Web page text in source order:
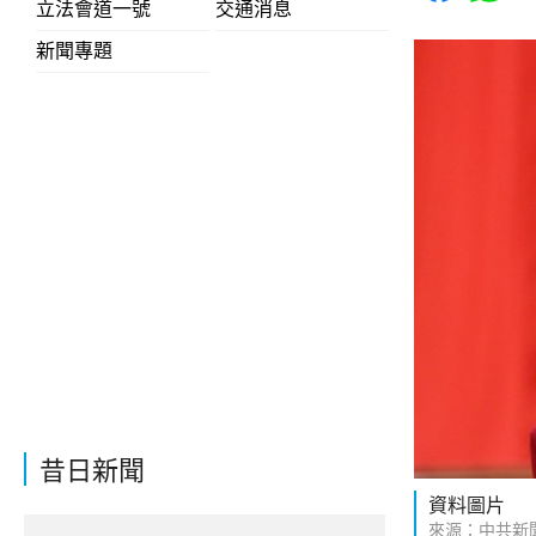
立法會道一號
交通消息
新聞專題
昔日新聞
資料圖片
來源：中共新